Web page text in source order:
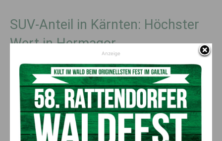
SUV-Anteil in Kärnten: Höchster
Wert in Hermagor
Innerhalb Kärntens gibt es im Bezirk Wolfsberg mit rund 34
Prozent den niedrigsten Anteil von SUV an Neuwagen, vor
Villach mit fast 45 Prozent, wie die VCÖ-Analyse zeigt. Am
höchsten war der SUV-Anteil im Bezirk Hermagor mit 56
Prozent.
Anzeige